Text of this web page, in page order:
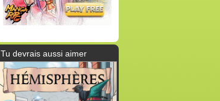
Tu devrais aussi aimer